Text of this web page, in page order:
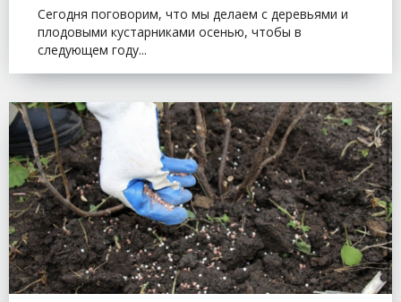
Сегодня поговорим, что мы делаем с деревьями и
плодовыми кустарниками осенью, чтобы в
следующем году...